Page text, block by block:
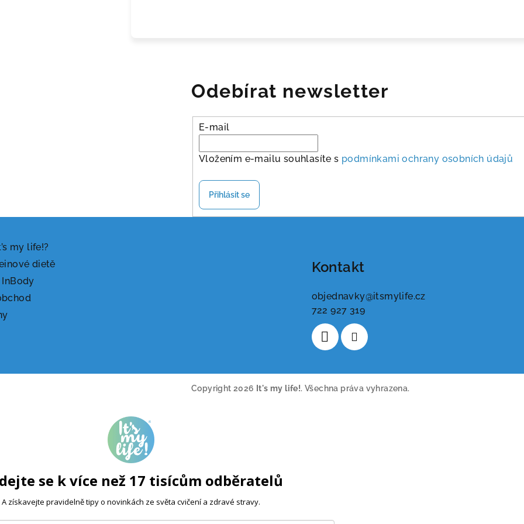
Odebírat newsletter
E-mail
Vložením e-mailu souhlasíte s podmínkami ochrany osobních údajů
Přihlásit se
my life!?
dietě
InBody
Kontakt
objednavky@itsmylife.cz
722 927 319
Copyright 2026 It's my life!. Všechna práva vyhrazena.
se k více než 17 tisícům odběratelů
A získavejte pravidelně tipy o novinkách ze světa cvičení a zdravé stravy.